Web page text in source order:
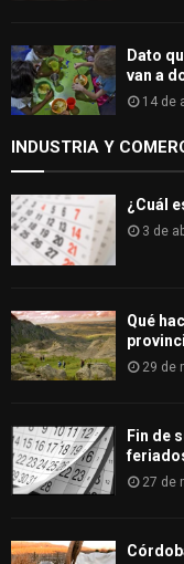
Dato
van a
14 de
INDUSTRIA Y
¿Cuál
3 de
Qué
29 de
Fin de
27 de